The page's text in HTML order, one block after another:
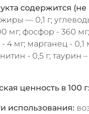
содержится
жиры — 0,1 г;
мг; фосфор - 360
- 4 мг; марганец - 0,1
- 0,5 г; таурин –
ценность в 100
использования: